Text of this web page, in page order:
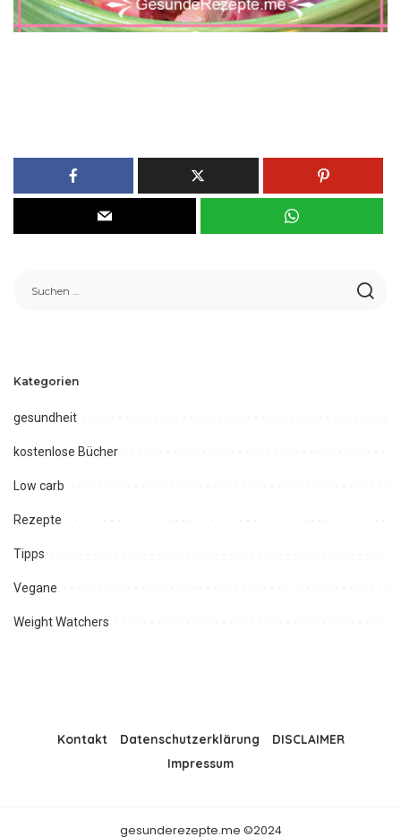
Kategorien
gesundheit
kostenlose Bücher
Low carb
Rezepte
Tipps
Vegane
Weight Watchers
Kontakt Datenschutzerklärung
DISCLAIMER
Impressum
gesunderezepte.me ©2024